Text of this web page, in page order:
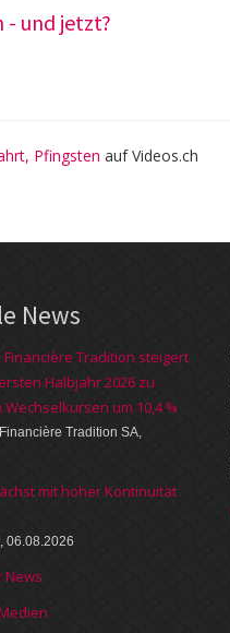
- und jetzt?
Pfingsten auf Videos.ch
News
Financière Tradition steigert
Halbjahr 2026 zu
um 10,4 %
Tradition SA,
mit hoher Kontinuität
06.08.2026
News